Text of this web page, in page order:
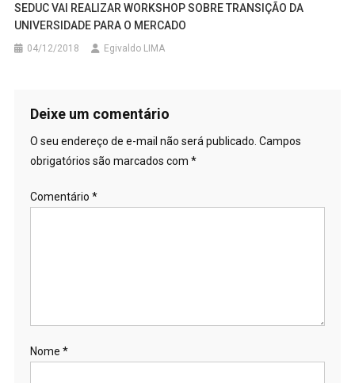
SEDUC VAI REALIZAR WORKSHOP SOBRE TRANSIÇÃO DA
UNIVERSIDADE PARA O MERCADO
04/12/2018 Egivaldo LIMA
Deixe um comentário
O seu endereço de e-mail não será publicado. Campos
obrigatórios são marcados com *
Comentário *
Nome *